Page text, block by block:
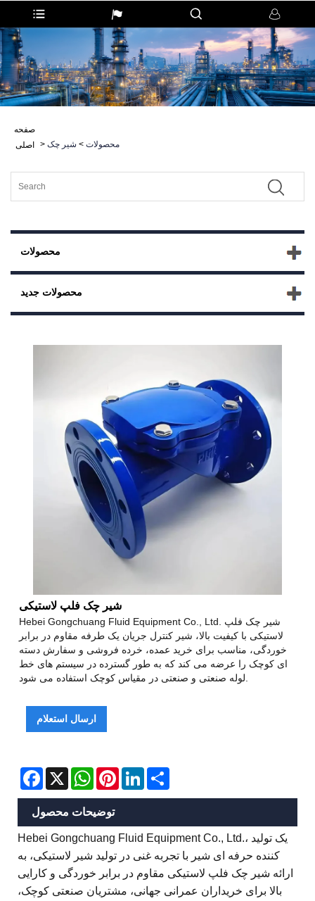
صفحه
اصلی
> محصولات > شیر چک
محصولات
محصولات جدید
شیر چک فلپ لاستیکی
Hebei Gongchuang Fluid Equipment Co., Ltd. شیر چک فلپ
لاستیکی با کیفیت بالا، شیر کنترل جریان یک طرفه مقاوم در برابر
خوردگی، مناسب برای خرید عمده، خرده فروشی و سفارش دسته
ای کوچک را عرضه می کند که به طور گسترده در سیستم های خط
ارسال استعلام
Facebook
X WhatsAppPinterestLinkedIn
توضیحات محصول
Hebei Gongchuang Fluid Equipment Co., Ltd.، یک تولید
کننده حرفه ای شیر با تجربه غنی در تولید شیر لاستیکی، به
ارائه شیر چک فلپ لاستیکی مقاوم در برابر خوردگی و کارایی
بالا برای خریداران عمرانی جهانی، مشتریان صنعتی کوچک،